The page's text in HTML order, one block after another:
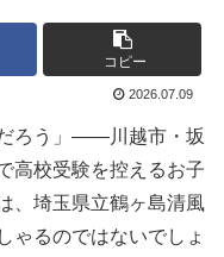
コピー
2026.07.09
だろう」——川越市・坂
高校受験を控えるお子
、埼玉県立鶴ヶ島清風
ゃるのではないでしょ